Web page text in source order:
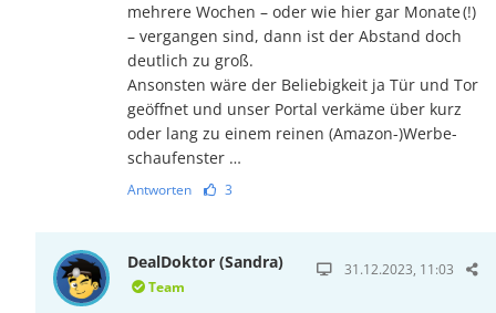
mehrere Wochen – oder wie hier gar Mo­nate (!)
– ver­gan­gen sind, dann ist der Abstand doch
deutlich zu groß.
An­­son­­sten wäre der Beliebigkeit ja Tür und Tor
geöffnet und unser Portal ver­kä­me über kurz
oder lang zu einem reinen (Ama­zon-)Wer­­be­­­­
schau­­­fen­ster …
Antworten 3
DealDoktor (Sandra)
Team
31.12.2023, 11:03